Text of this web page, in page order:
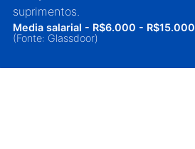
suprimentos.
Media salarial - R$6.000 - R$15.000
(Fonte: Glassdoor)